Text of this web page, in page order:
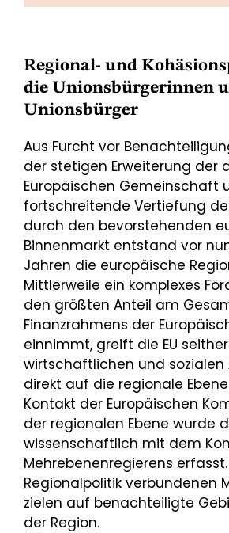
Regional- und
die Unionsbürgerinnen
Unionsbürger
Aus Furcht vor
der stetigen Erweiterung der
Europäischen Gemeinschaft
fortschreitende Vertiefung
durch den bevorstehenden
Binnenmarkt entstand vor
Jahren die europäische
Mittlerweile ein komplexes
den größten Anteil am
Finanzrahmens der
einnimmt, greift die EU
wirtschaftlichen und sozialen
direkt auf die regionale Ebene
Kontakt der Europäischen
der regionalen Ebene wurde
wissenschaftlich mit dem
Mehrebenenregierens
Regionalpolitik verbundenen
zielen auf benachteiligte
der Region.